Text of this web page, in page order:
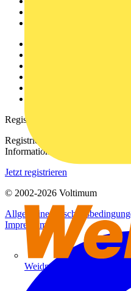
Weidmüller
Registrierung
Registrieren Sie sich kostenlos
Informationen aus der
Jetzt registrieren
© 2002-2026 Voltimum
Allgemeine
Impressum